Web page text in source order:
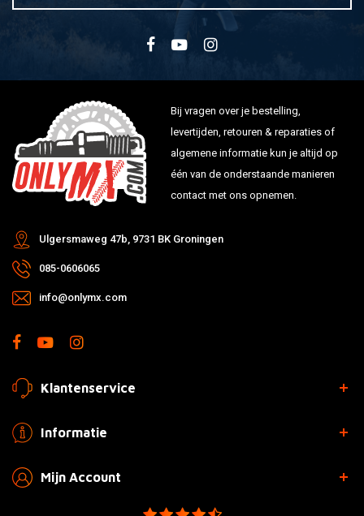
Bij vragen over je bestelling,
levertijden, retouren & reparaties of
algemene informatie kun je altijd op
één van de onderstaande manieren
contact met ons opnemen.
Ulgersmaweg 47b, 9731 BK Groningen
085-0606065
info@onlymx.com
Klantenservice
Informatie
Mijn Account